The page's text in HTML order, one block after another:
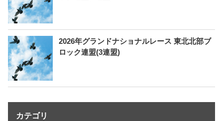
2026年グランドナショナルレース 東北北部ブ
ロック連盟(3連盟)
カテゴリ